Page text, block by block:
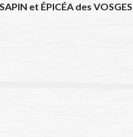
et ÉPICÉA des VOSGES